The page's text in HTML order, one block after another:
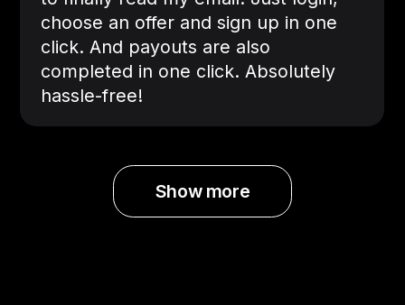
choose an offer and sign up in one
click. And payouts are also
completed in one click. Absolutely
hassle-free!
Show more